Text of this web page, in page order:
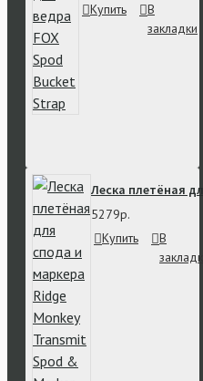
Купить
В
закладки
Леска плетёная
5279р.
Купить
В
закладки